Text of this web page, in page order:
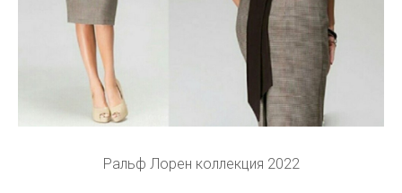
Ральф Лорен коллекция 2022